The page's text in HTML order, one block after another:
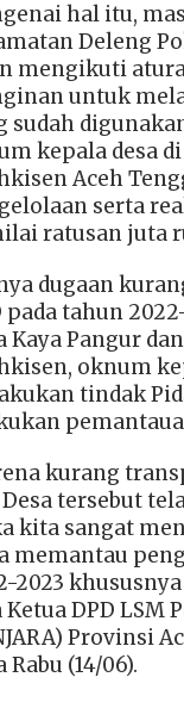
hal itu,
Deleng
mengikuti
untuk
sudah
kepala desa
Aceh
serta
ratusan juta
dugaan
pada tahun
Kaya Pangur
oknum
tindak
kurang
tersebut
kita sangat
memantau
2023
Ketua DPD LSM
Provinsi
Rabu (14/06).